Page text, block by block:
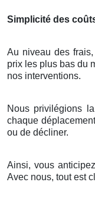
Simplicité des
Au niveau des
prix les plus bas du
nos interventions.
Nous privilégions
chaque
ou de décliner.
Ainsi, vous
Avec nous, tout est